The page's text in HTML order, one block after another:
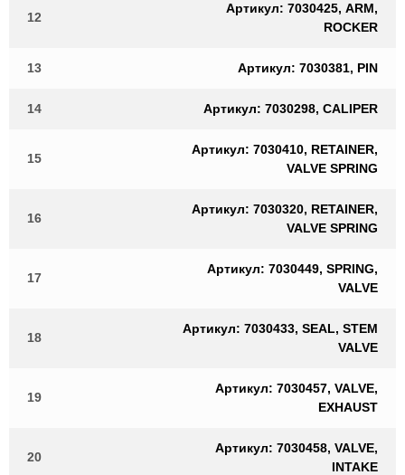
12
Артикул: 7030425, ARM,
ROCKER
13 Артикул: 7030381, PIN
14 Артикул: 7030298, CALIPER
15
Артикул: 7030410, RETAINER,
VALVE SPRING
16
Артикул: 7030320, RETAINER,
VALVE SPRING
17
Артикул: 7030449, SPRING,
VALVE
18
Артикул: 7030433, SEAL, STEM
VALVE
19
Артикул: 7030457, VALVE,
EXHAUST
20
Артикул: 7030458, VALVE,
INTAKE